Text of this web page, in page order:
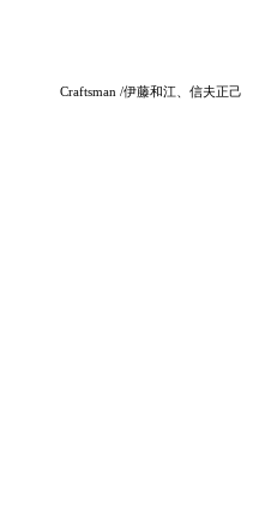
Craftsman /伊藤和江、信夫正己